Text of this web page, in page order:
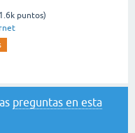
1.6k puntos)
preguntas en esta